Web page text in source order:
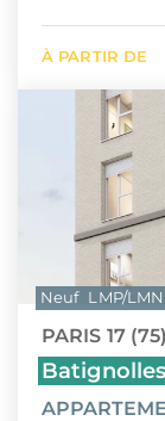
À PARTIR DE
PARIS 17 (75)
Neuf LMP/